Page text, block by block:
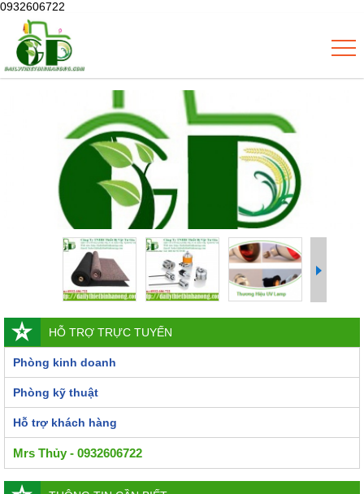
0932606722
HỖ TRỢ TRỰC TUYẾN
Phòng kinh doanh
Phòng kỹ thuật
Hỗ trợ khách hàng
Mrs Thủy - 0932606722